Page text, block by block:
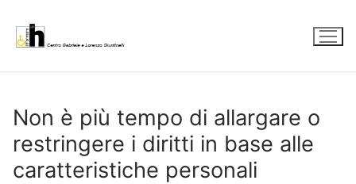
contenuto
Non è più tempo di allargare o
restringere i diritti in base alle
caratteristiche personali